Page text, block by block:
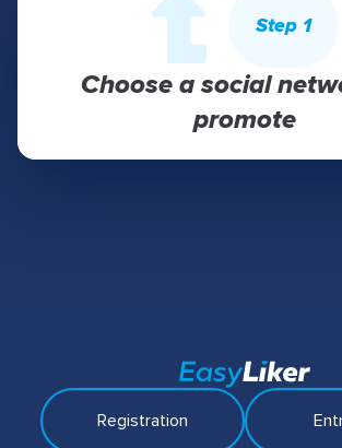
Choose a social
promote
Step 1
Registration